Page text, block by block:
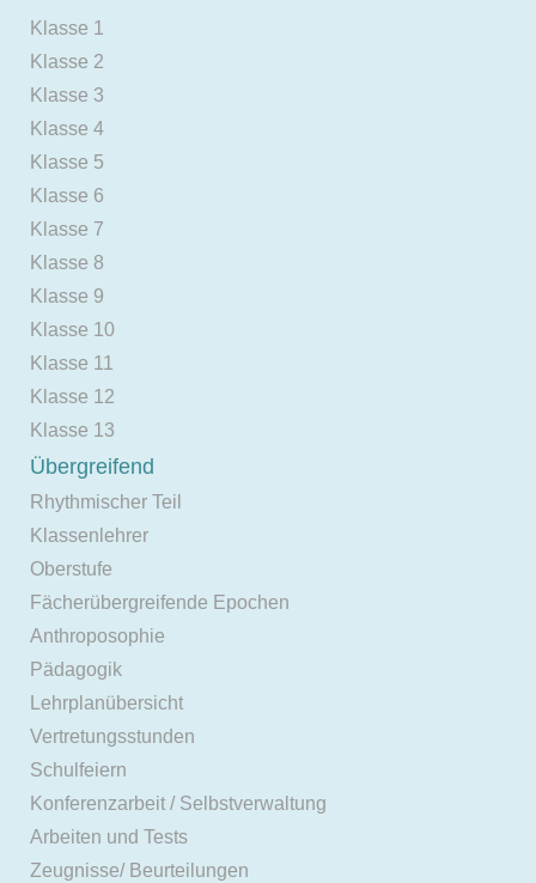
Klasse 1
Klasse 2
Klasse 3
Klasse 4
Klasse 5
Klasse 6
Klasse 7
Klasse 8
Klasse 9
Klasse 10
Klasse 11
Klasse 12
Klasse 13
Übergreifend
Rhythmischer Teil
Klassenlehrer
Oberstufe
Fächerübergreifende Epochen
Anthroposophie
Pädagogik
Lehrplanübersicht
Vertretungsstunden
Schulfeiern
Konferenzarbeit / Selbstverwaltung
Arbeiten und Tests
Zeugnisse/ Beurteilungen